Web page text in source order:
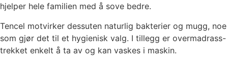
hjelper hele familien med å sove bedre.
Tencel motvirker dessuten naturlig bakterier og mugg, noe
som gjør det til et hygienisk valg. I tillegg er overmadrass-
trekket enkelt å ta av og kan vaskes i maskin.